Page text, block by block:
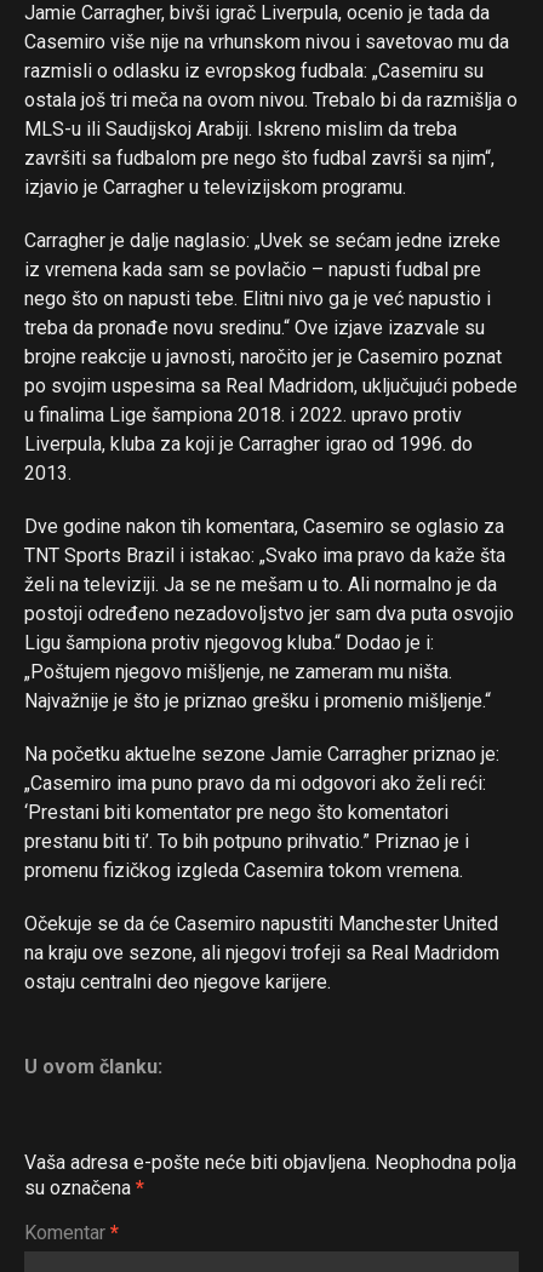
Jamie Carragher, bivši igrač Liverpula, ocenio je tada da
Casemiro više nije na vrhunskom nivou i savetovao mu da
razmisli o odlasku iz evropskog fudbala: „Casemiru su
ostala još tri meča na ovom nivou. Trebalo bi da razmišlja o
MLS-u ili Saudijskoj Arabiji. Iskreno mislim da treba
završiti sa fudbalom pre nego što fudbal završi sa njim“,
izjavio je Carragher u televizijskom programu.
Carragher je dalje naglasio: „Uvek se sećam jedne izreke
iz vremena kada sam se povlačio – napusti fudbal pre
nego što on napusti tebe. Elitni nivo ga je već napustio i
treba da pronađe novu sredinu.“ Ove izjave izazvale su
brojne reakcije u javnosti, naročito jer je Casemiro poznat
po svojim uspesima sa Real Madridom, uključujući pobede
u finalima Lige šampiona 2018. i 2022. upravo protiv
Liverpula, kluba za koji je Carragher igrao od 1996. do
2013.
Dve godine nakon tih komentara, Casemiro se oglasio za
TNT Sports Brazil i istakao: „Svako ima pravo da kaže šta
želi na televiziji. Ja se ne mešam u to. Ali normalno je da
postoji određeno nezadovoljstvo jer sam dva puta osvojio
Ligu šampiona protiv njegovog kluba.“ Dodao je i:
„Poštujem njegovo mišljenje, ne zameram mu ništa.
Najvažnije je što je priznao grešku i promenio mišljenje.“
Na početku aktuelne sezone Jamie Carragher priznao je:
„Casemiro ima puno pravo da mi odgovori ako želi reći:
‘Prestani biti komentator pre nego što komentatori
prestanu biti ti’. To bih potpuno prihvatio.” Priznao je i
promenu fizičkog izgleda Casemira tokom vremena.
Očekuje se da će Casemiro napustiti Manchester United
na kraju ove sezone, ali njegovi trofeji sa Real Madridom
ostaju centralni deo njegove karijere.
U ovom članku:
Vaša adresa e-pošte neće biti objavljena. Neophodna polja
su označena *
Komentar *